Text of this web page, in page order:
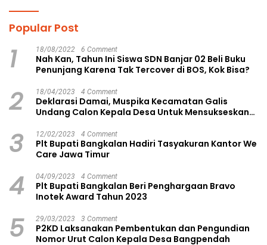
Popular Post
1 18/08/2022 6 Comment
Nah Kan, Tahun Ini Siswa SDN Banjar 02 Beli Buku
Penunjang Karena Tak Tercover di BOS, Kok Bisa?
2 18/04/2023 4 Comment
Deklarasi Damai, Muspika Kecamatan Galis
Undang Calon Kepala Desa Untuk Mensukseskan
3 12/02/2023 4 Comment
Plt Bupati Bangkalan Hadiri Tasyakuran Kantor We
Care Jawa Timur
4 04/09/2023 4 Comment
Plt Bupati Bangkalan Beri Penghargaan Bravo
Inotek Award Tahun 2023
5 29/03/2023 3 Comment
P2KD Laksanakan Pembentukan dan Pengundian
Nomor Urut Calon Kepala Desa Bangpendah